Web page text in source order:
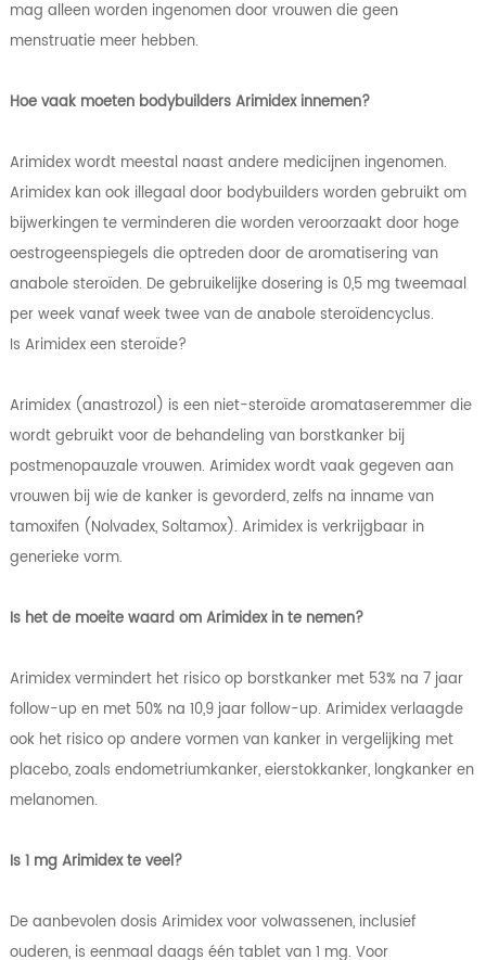
mag alleen worden ingenomen door vrouwen die geen
menstruatie meer hebben.
Hoe vaak moeten bodybuilders Arimidex innemen?
Arimidex wordt meestal naast andere medicijnen ingenomen.
Arimidex kan ook illegaal door bodybuilders worden gebruikt om
bijwerkingen te verminderen die worden veroorzaakt door hoge
oestrogeenspiegels die optreden door de aromatisering van
anabole steroïden. De gebruikelijke dosering is 0,5 mg tweemaal
per week vanaf week twee van de anabole steroïdencyclus.
Is Arimidex een steroïde?
Arimidex (anastrozol) is een niet-steroïde aromataseremmer die
wordt gebruikt voor de behandeling van borstkanker bij
postmenopauzale vrouwen. Arimidex wordt vaak gegeven aan
vrouwen bij wie de kanker is gevorderd, zelfs na inname van
tamoxifen (Nolvadex, Soltamox). Arimidex is verkrijgbaar in
generieke vorm.
Is het de moeite waard om Arimidex in te nemen?
Arimidex vermindert het risico op borstkanker met 53% na 7 jaar
follow-up en met 50% na 10,9 jaar follow-up. Arimidex verlaagde
ook het risico op andere vormen van kanker in vergelijking met
placebo, zoals endometriumkanker, eierstokkanker, longkanker en
melanomen.
Is 1 mg Arimidex te veel?
De aanbevolen dosis Arimidex voor volwassenen, inclusief
ouderen, is eenmaal daags één tablet van 1 mg. Voor